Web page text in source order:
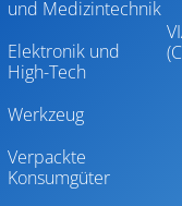
und Medizintechnik
Elektronik und
High-Tech
Werkzeug
Verpackte
Konsumgüter